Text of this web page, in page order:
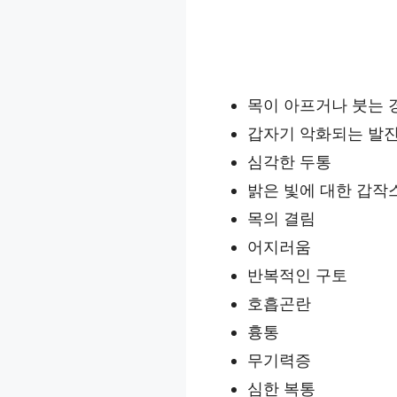
목이 아프거나 붓는
갑자기 악화되는 발진
심각한 두통
밝은 빛에 대한 갑작
목의 결림
어지러움
반복적인 구토
호흡곤란
흉통
무기력증
심한 복통